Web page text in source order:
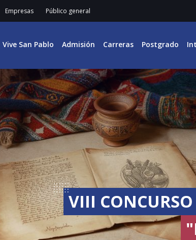
Empresas Público general
Vive San Pablo Admisión Carreras Postgrado
VIII